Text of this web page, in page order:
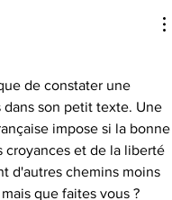
de constater une
son petit texte. Une
impose si la bonne
croyances et de la liberté
d'autres chemins moins
que faites vous ?